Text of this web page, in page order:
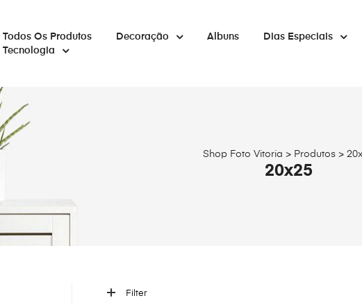
Todos Os Produtos Decoração Albuns Dias Especiais
Tecnologia
Shop Foto Vitoria > Produtos>
20x25
Filter